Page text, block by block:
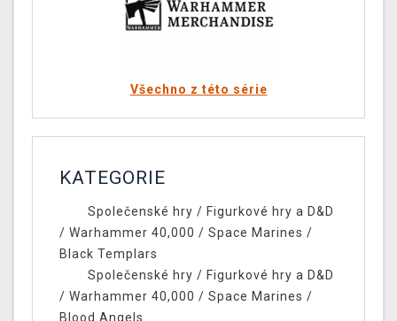
Všechno z této série
KATEGORIE
Společenské hry / Figurkové hry a D&D
/ Warhammer 40,000 / Space Marines /
Black Templars
Společenské hry / Figurkové hry a D&D
/ Warhammer 40,000 / Space Marines /
Blood Angels